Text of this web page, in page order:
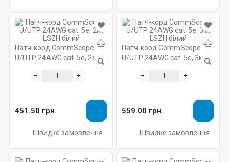
Патч-корд CommScope
U/UTP 24AWG cat. 5e, 2м,
451.50 грн.
Швидке замовлення
Патч-корд CommScope
U/UTP 24AWG cat. 5e, 3м,
559.00 грн.
Швидке замовлення